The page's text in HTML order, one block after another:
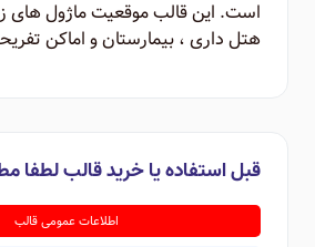
است. این قالب موقعیت ماژول های
هتل داری ، بیمارستان و اماکن
قبل استفاده یا خرید قالب لطفا
اطلاعات عمومی قالب